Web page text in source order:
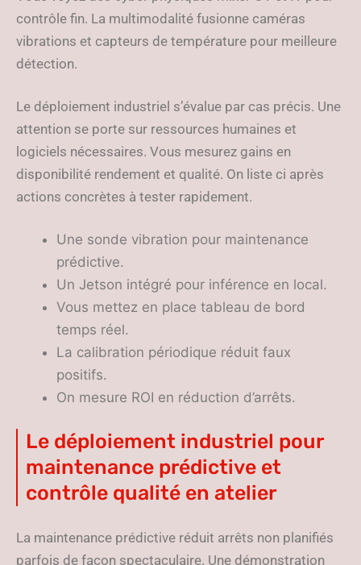
contrôle fin. La multimodalité fusionne caméras
vibrations et capteurs de température pour meilleure
détection.
Le déploiement industriel s’évalue par cas précis. Une
attention se porte sur ressources humaines et
logiciels nécessaires. Vous mesurez gains en
disponibilité rendement et qualité. On liste ci après
actions concrètes à tester rapidement.
Une sonde vibration pour maintenance
prédictive.
Un Jetson intégré pour inférence en local.
Vous mettez en place tableau de bord
temps réel.
La calibration périodique réduit faux
positifs.
On mesure ROI en réduction d’arrêts.
Le déploiement industriel pour
maintenance prédictive et
contrôle qualité en atelier
La maintenance prédictive réduit arrêts non planifiés
parfois de façon spectaculaire. Une démonstration